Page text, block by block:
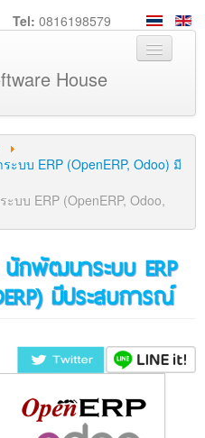
Tel: 0816198579
House
บบ ERP (OpenERP, Odoo) มี
บ ERP (OpenERP, Odoo,
กพัฒนาระบบ ERP
มีประสบการณ์